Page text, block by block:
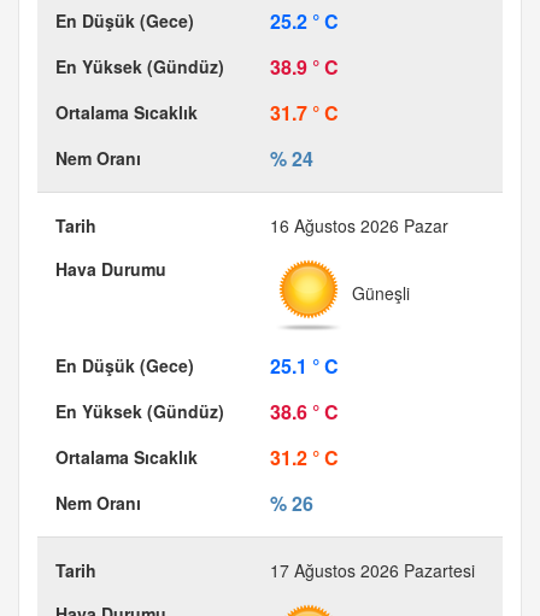
25.2 ° C
38.9 ° C
31.7 ° C
% 24
16 Ağustos 2026 Pazar
Güneşli
25.1 ° C
38.6 ° C
31.2 ° C
% 26
17 Ağustos 2026 Pazartesi